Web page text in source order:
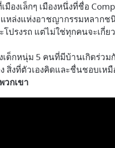
มืองเล็กๆ เมืองหนึ่งที่ชื่อ
หล่งแห่งอาชญากรรมหลาก
ปรงรถ แต่ไม่ใช่ทุกคนจะเกี่
เด็กหนุ่ม 5 คนที่มีบ้านเกิดร่ว
สิ่งที่ตัวเองคิดและชื่นชอบเห
วกเขา